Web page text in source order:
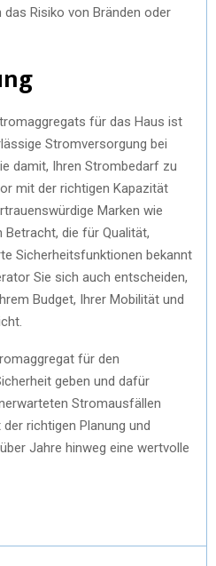
Risiko von Bränden oder
für das Haus ist
Stromversorgung bei
damit, Ihren Strombedarf zu
mit der richtigen Kapazität
Marken wie
die für Qualität,
Sicherheitsfunktionen bekannt
Sie sich auch entscheiden,
Budget, Ihrer Mobilität und
für den
geben und dafür
Stromausfällen
richtigen Planung und
Jahre hinweg eine wertvolle